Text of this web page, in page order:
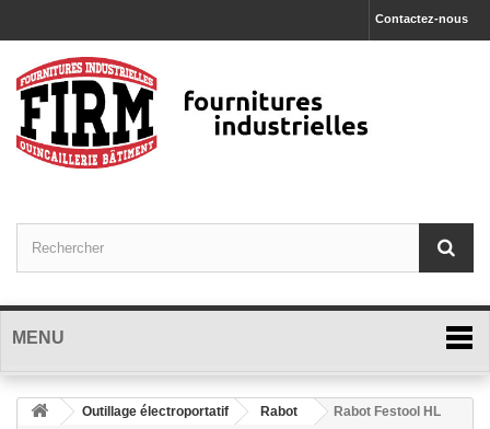
Contactez-nous
MENU
Outillage électroportatif Rabot
Rabot Festool HL